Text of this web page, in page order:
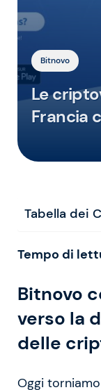
Bitnovo
Le
Francia
Tabella dei
Tempo di
Bitnovo
verso la
delle
Oggi